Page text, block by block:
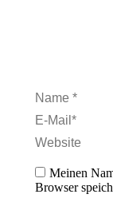
Name *
E-Mail *
Website
Meinen
Browser